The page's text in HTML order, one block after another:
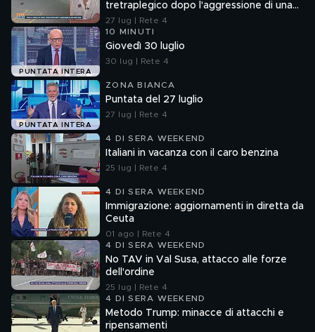
tretraplegico dopo l'aggressione di una
baby gang
27 lug | Rete 4
PUNTATA INTERA
10 MINUTI
Giovedì 30 luglio
30 lug | Rete 4
PUNTATA INTERA
ZONA BIANCA
Puntata del 27 luglio
27 lug | Rete 4
4 DI SERA WEEKEND
Italiani in vacanza con il caro benzina
25 lug | Rete 4
4 DI SERA WEEKEND
Immigrazione: aggiornamenti in diretta da
Ceuta
01 ago | Rete 4
4 DI SERA WEEKEND
No TAV in Val Susa, attacco alle forze
dell'ordine
25 lug | Rete 4
4 DI SERA WEEKEND
Metodo Trump: minacce di attacchi e
ripensamenti